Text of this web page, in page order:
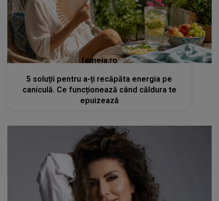
femeia.ro
5 soluții pentru a-ți recăpăta energia pe
caniculă. Ce funcționează când căldura te
epuizează